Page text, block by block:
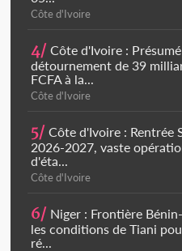
Côte d'Ivoire
4/ Côte d'Ivoire : Présumé
détournement de 39
FCFA à la...
Côte d'Ivoire
5/ Côte d'Ivoire : Rentrée
2026-2027, vaste
d'éta...
Côte d'Ivoire
6/ Niger : Frontière
les conditions de Tiani
ré...